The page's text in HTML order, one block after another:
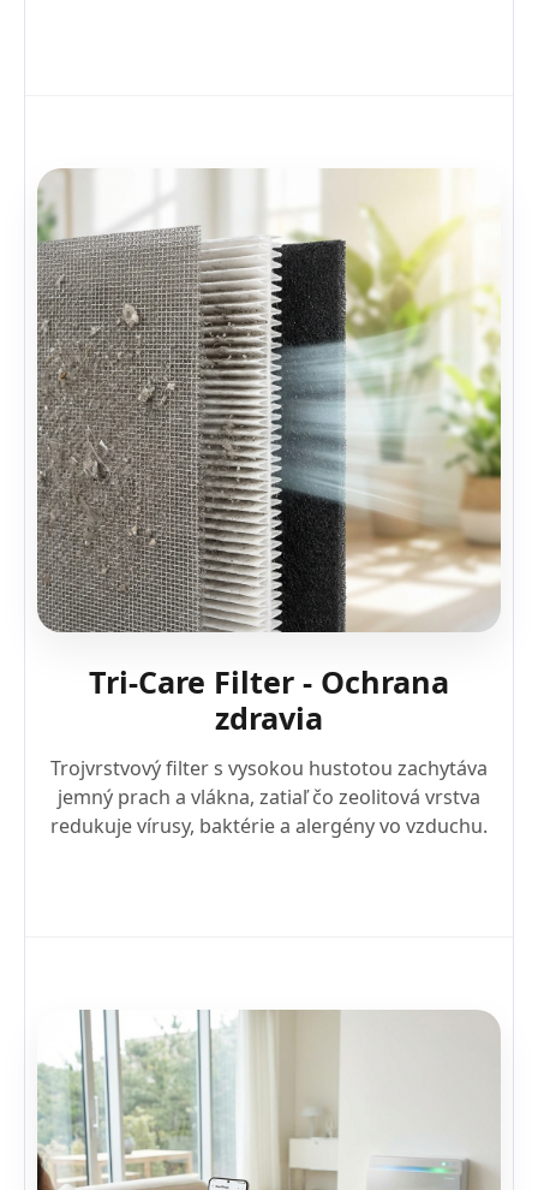
Tri-Care Filter - Ochrana
zdravia
Trojvrstvový filter s vysokou hustotou zachytáva
jemný prach a vlákna, zatiaľ čo zeolitová vrstva
redukuje vírusy, baktérie a alergény vo vzduchu.